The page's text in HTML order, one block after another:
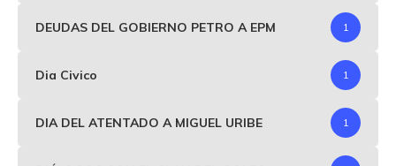
DEUDAS DEL GOBIERNO PETRO A EPM 1
Dia Civico 1
DIA DEL ATENTADO A MIGUEL URIBE 1